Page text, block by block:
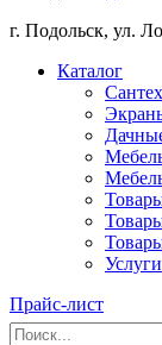
г. Подольск, ул.
Каталог
Услуги
Прайс-лист